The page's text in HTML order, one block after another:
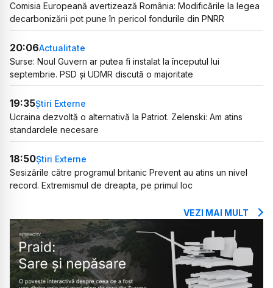
Comisia Europeană avertizează România: Modificările la legea
decarbonizării pot pune în pericol fondurile din PNRR
20:06Actualitate
Surse: Noul Guvern ar putea fi instalat la începutul lui
septembrie. PSD și UDMR discută o majoritate
19:35Știri Externe
Ucraina dezvoltă o alternativă la Patriot. Zelenski: Am atins
standardele necesare
18:50Știri Externe
Sesizările către programul britanic Prevent au atins un nivel
record. Extremismul de dreapta, pe primul loc
VEZI MAI MULT